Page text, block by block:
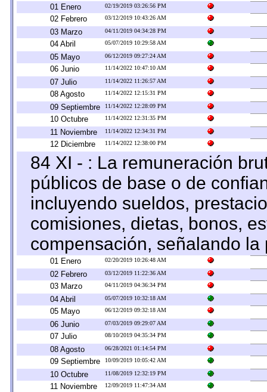
01 Enero 02/19/2019 03:26:56 PM
02 Febrero 03/12/2019 10:43:26 AM
03 Marzo 04/11/2019 04:34:28 PM
04 Abril 05/07/2019 10:29:58 AM
05 Mayo 06/12/2019 09:27:24 AM
06 Junio 11/14/2022 10:47:10 AM
07 Julio 11/14/2022 11:26:57 AM
08 Agosto 11/14/2022 12:15:31 PM
09 Septiembre 11/14/2022 12:28:09 PM
10 Octubre 11/14/2022 12:31:35 PM
11 Noviembre 11/14/2022 12:34:31 PM
12 Diciembre 11/14/2022 12:38:00 PM
84 XI - : La remuneración
públicos de base o de
incluyendo sueldos,
comisiones, dietas, bonos,
compensación, señalando
01 Enero 02/20/2019 10:26:48 AM
02 Febrero 03/12/2019 11:22:36 AM
03 Marzo 04/11/2019 04:36:34 PM
04 Abril 05/07/2019 10:32:18 AM
05 Mayo 06/12/2019 09:32:18 AM
06 Junio 07/03/2019 09:29:07 AM
07 Julio 08/10/2019 04:35:34 PM
08 Agosto 06/28/2021 01:14:54 PM
09 Septiembre 10/09/2019 10:05:42 AM
10 Octubre 11/08/2019 12:32:19 PM
11 Noviembre 12/09/2019 11:47:34 AM